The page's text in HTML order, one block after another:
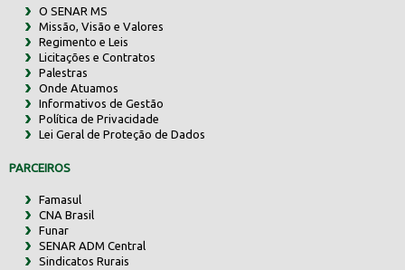
O SENAR MS
Missão, Visão e Valores
Regimento e Leis
Licitações e Contratos
Palestras
Onde Atuamos
Informativos de Gestão
Política de Privacidade
Lei Geral de Proteção de Dados
PARCEIROS
Famasul
CNA Brasil
Funar
SENAR ADM Central
Sindicatos Rurais